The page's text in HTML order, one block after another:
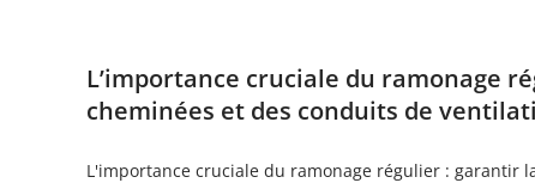
L’importance cruciale du ramonage
cheminées et des conduits de
L'importance cruciale du ramonage régulier : garantir